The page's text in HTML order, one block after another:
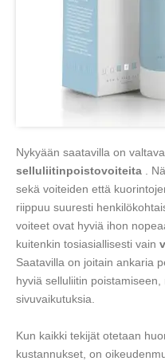
Nykyään saatavilla on
selluliitinpoistovoiteita .
sekä voiteiden että
riippuu suuresti
voiteet ovat hyviä ihon
kuitenkin tosiasiallisesti vain
Saatavilla on joitain ankaria
hyviä selluliitin
sivuvaikutuksia.
Kun kaikki tekijät otetaan
kustannukset, on